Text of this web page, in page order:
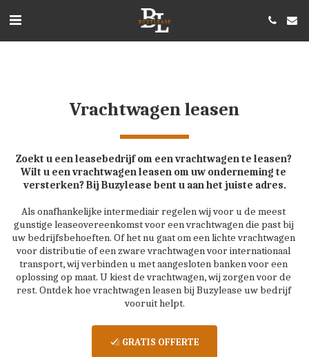
Vrachtwagen leasen
Zoekt u een leasebedrijf om een vrachtwagen te leasen?
Wilt u een vrachtwagen leasen om uw onderneming te
versterken? Bij Buzylease bent u aan het juiste adres.
Als onafhankelijke intermediair regelen wij voor u de meest
gunstige leaseovereenkomst voor een vrachtwagen die past bij
uw bedrijfsbehoeften. Of het nu gaat om een lichte vrachtwagen
voor distributie of een zware vrachtwagen voor internationaal
transport, wij verbinden u met aangesloten banken voor een
oplossing op maat. U kiest de vrachtwagen, wij zorgen voor de
rest. Ontdek hoe vrachtwagen leasen bij Buzylease uw bedrijf
vooruit helpt.
GRATIS OFFERTE